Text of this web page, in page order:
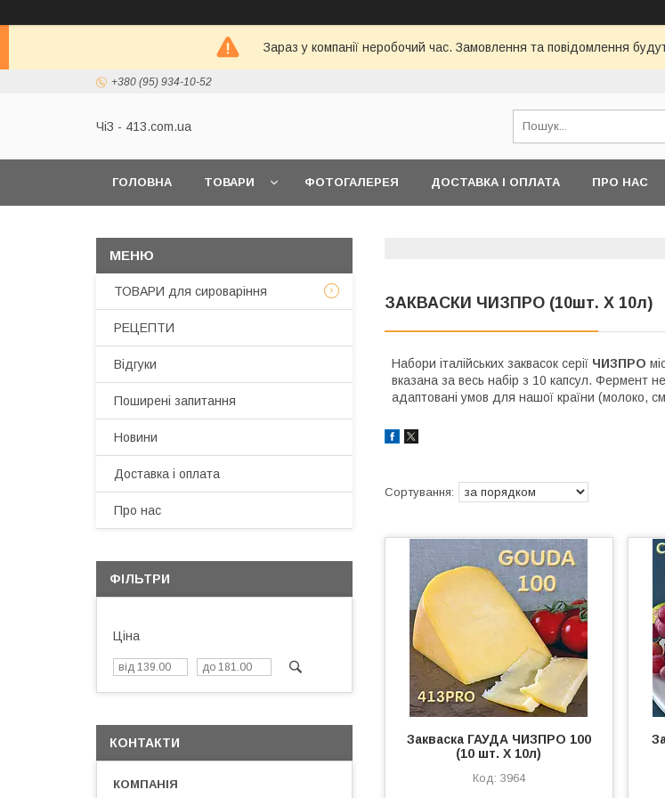
Зараз у компанії неробочий час. Замовлення та повідомлення
+380 (95) 934-10-52
ЧіЗ - 413.com.ua
ГОЛОВНА ТОВАРИ ФОТОГАЛЕРЕЯ ДОСТАВКА І ОПЛАТА ПРО НАС
ЗАКВАСКИ ЧИЗПРО (10шт. Х 10л)
Набори італійських заквасок серії ЧИЗПРО
вказана за весь набір з 10 капсул. Фермент
адаптовані умов для нашої країни (молоко,
Закваска ГАУДА ЧИЗПРО 100
(10 шт. Х 10л)
3964
ТОВАРИ для сироваріння
РЕЦЕПТИ
Відгуки
Поширені запитання
Новини
Доставка і оплата
Про нас
ФІЛЬТРИ
Ціна
КОНТАКТИ